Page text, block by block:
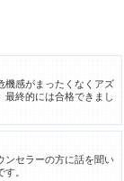
機感がまったくなくアズ
最終的には合格できまし
ンセラーの方に話を聞い
。